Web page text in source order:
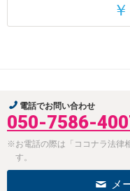
￥
電話でお問い合わせ
050-7586-
※お電話の際は「ココナラ法律
す。
メ